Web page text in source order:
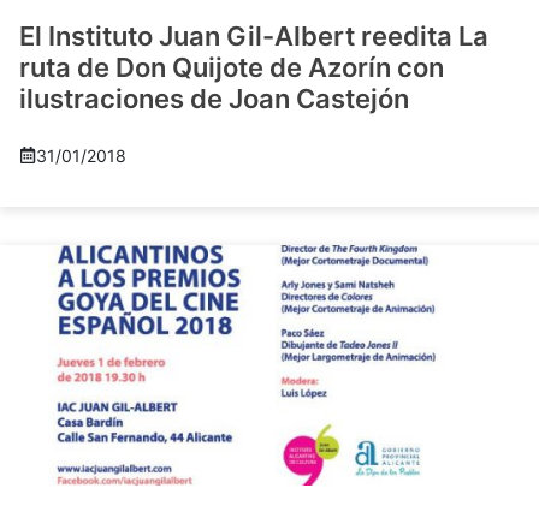
El Instituto Juan Gil-Albert reedita La
ruta de Don Quijote de Azorín con
ilustraciones de Joan Castejón
31/01/2018